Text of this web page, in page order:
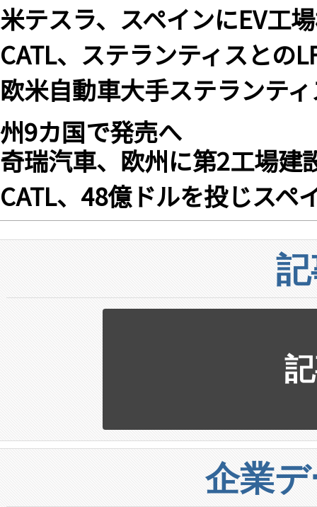
米テスラ、スペインにEV工
CATL、ステランティスとの
欧米自動車大手ステランテ
州9カ国で発売へ
奇瑞汽車、欧州に第2工場建
CATL、48億ドルを投じスペ
企業